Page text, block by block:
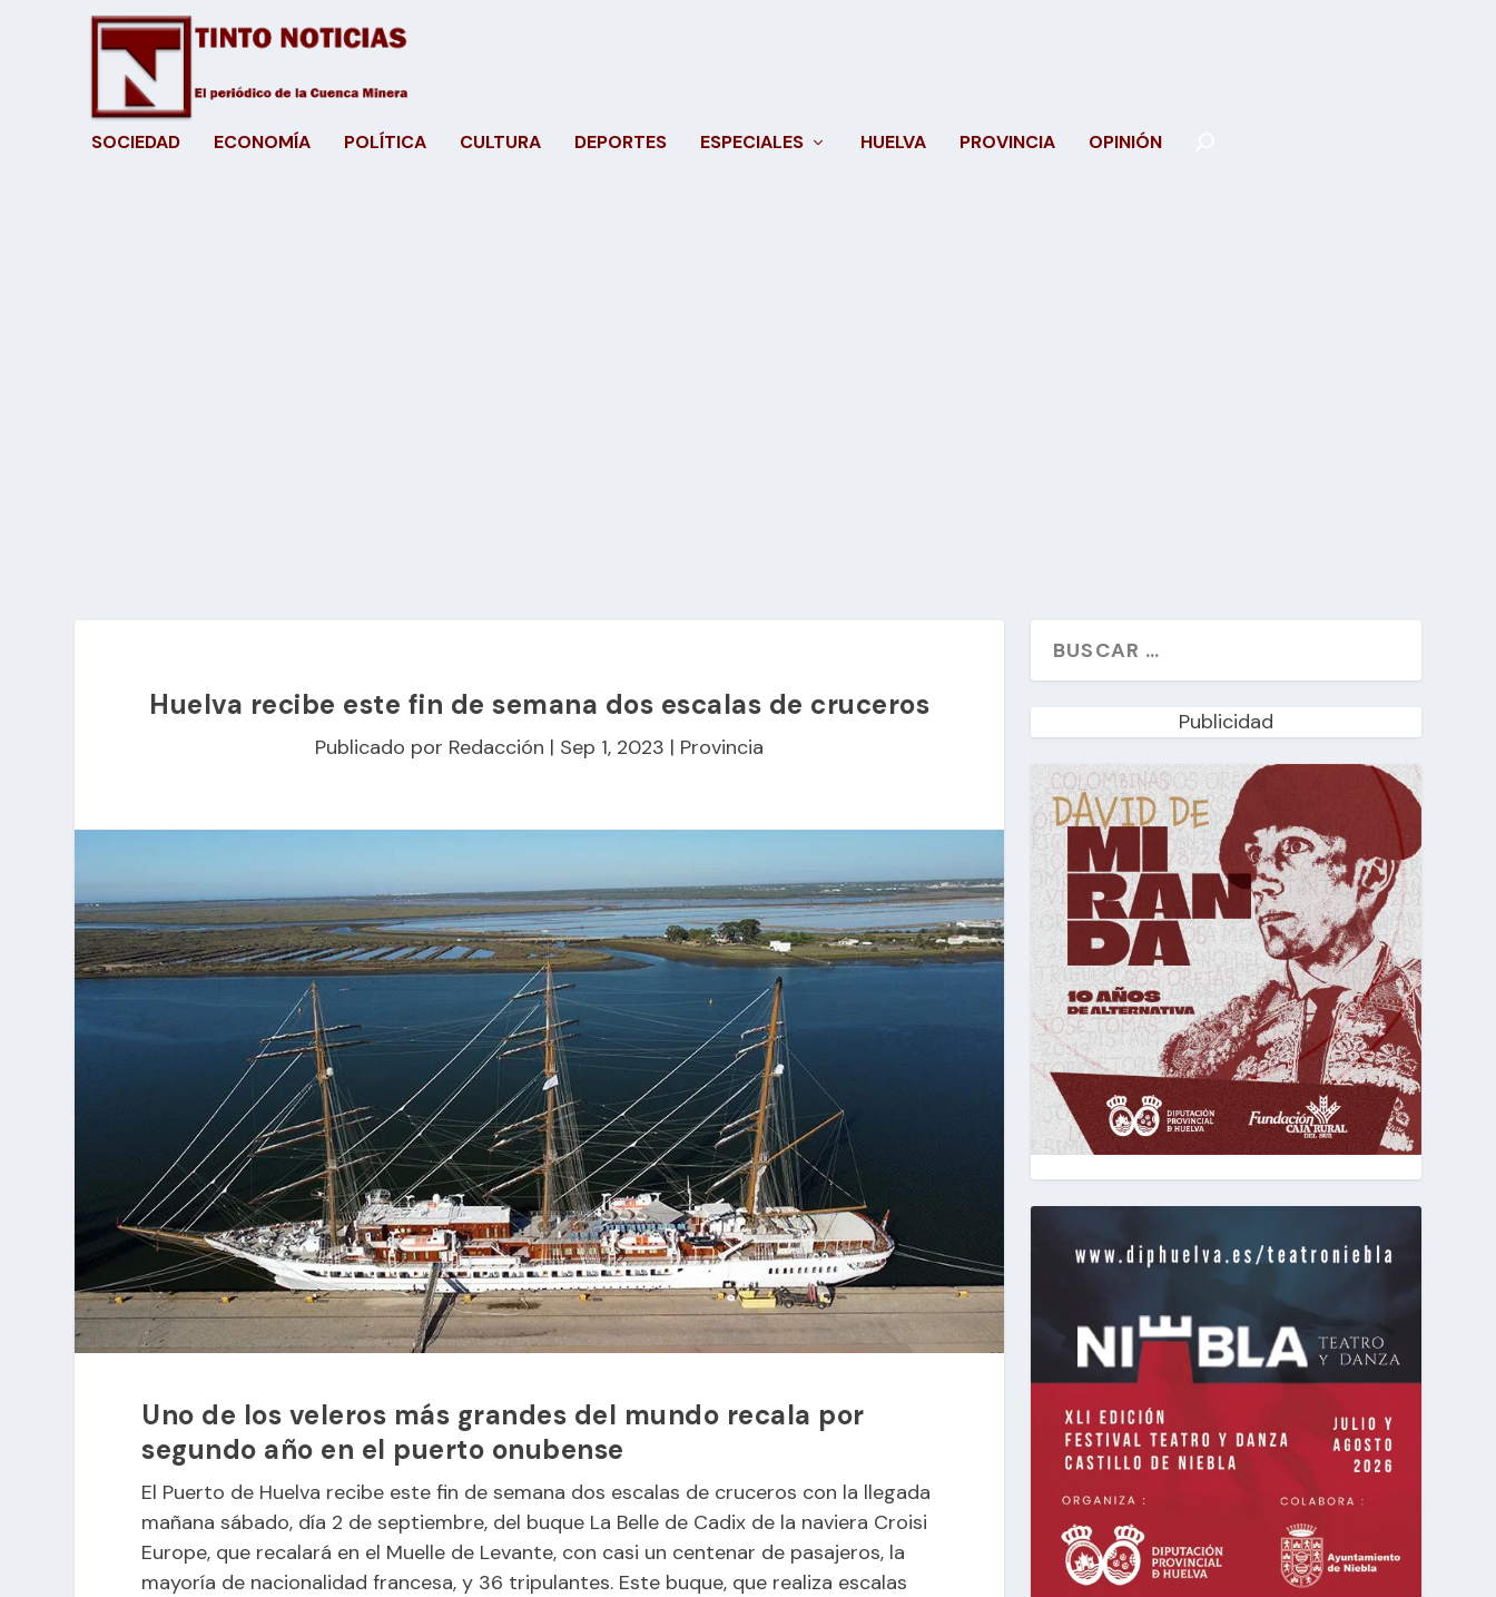
SOCIEDAD ECONOMÍA POLÍTICA CULTURA DEPORTES ESPECIALES HUELVA PROVINCIA OPINIÓN
Huelva recibe este fin de semana dos escalas de cruceros
Publicado por Redacción | Sep 1, 2023 | Provincia
Uno de los veleros más grandes del mundo recala por
segundo año en el puerto onubense
El Puerto de Huelva recibe este fin de semana dos escalas de cruceros con la llegada
mañana sábado, día 2 de septiembre, del buque La Belle de Cadix de la naviera Croisi
Europe, que recalará en el Muelle de Levante, con casi un centenar de pasajeros, la
mayoría de nacionalidad francesa, y 36 tripulantes. Este buque, que realiza escalas
Publicidad